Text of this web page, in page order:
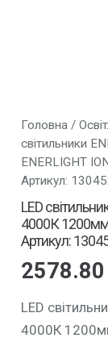
Головна/
світильники
ENERLIGHT
Артикул:
LED
4000К
Артикул:
2578.80
LED
4000К